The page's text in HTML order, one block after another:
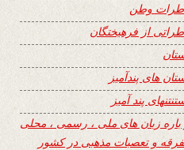
وطن
از فرهیختگان
های پندآمیز
پند آمیز
باره زبان های ملی ، رسمی ، محلی
و تعصبات مذهبی در کشور